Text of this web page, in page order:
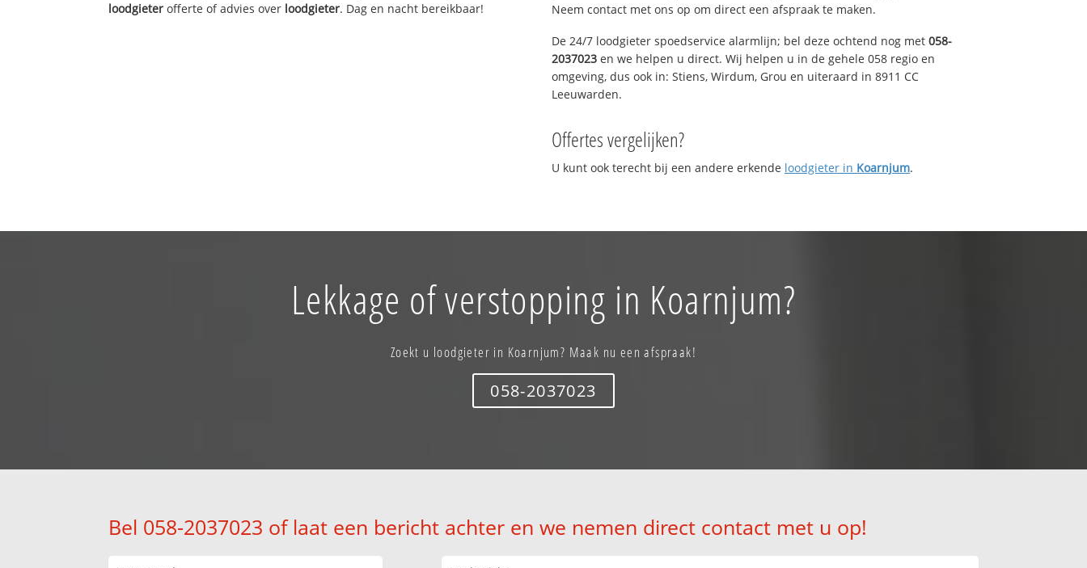
loodgieter offerte of advies over loodgieter. Dag en nacht bereikbaar!
Neem contact met ons op om direct een afspraak te maken.
De 24/7 loodgieter spoedservice alarmlijn; bel deze ochtend nog met 058-
2037023 en we helpen u direct. Wij helpen u in de gehele 058 regio en
omgeving, dus ook in: Stiens, Wirdum, Grou en uiteraard in 8911 CC
Leeuwarden.
Offertes vergelijken?
U kunt ook terecht bij een andere erkende loodgieter in Koarnjum.
Lekkage of verstopping in Koarnjum?
Zoekt u loodgieter in Koarnjum? Maak nu een afspraak!
058-2037023
Bel 058-2037023 of laat een bericht achter en we nemen direct contact met u op!